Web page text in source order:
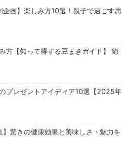
画】楽しみ方10選！親子で過ごす思
方【知って得する豆まきガイド】 節
プレゼントアイディア10選【2025年
】驚きの健康効果と美味しさ・魅力を